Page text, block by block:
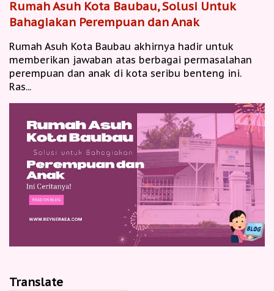
Rumah Asuh Kota Baubau, Solusi Untuk
Bahagiakan Perempuan dan Anak
Rumah Asuh Kota Baubau akhirnya hadir untuk
memberikan jawaban atas berbagai permasalahan
perempuan dan anak di kota seribu benteng ini.
Ras...
Translate